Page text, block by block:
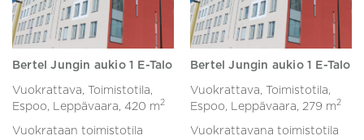
Bertel Jungin aukio 1 E-Talo
Vuokrattava, Toimistotila,
Espoo, Leppävaara, 420 m2
Vuokrataan toimistotila
Bertel Jungin aukio 1 E-Talo
Vuokrattava, Toimistotila,
Espoo, Leppävaara, 279 m2
Vuokrattavana toimistotila